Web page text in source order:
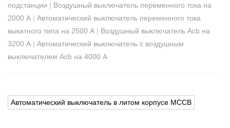
подстанции | Воздушный выключатель переменного тока на
2000 А | Автоматический выключатель переменного тока
выкатного типа на 2500 А | Воздушный выключатель Acb на
3200 А | Автоматический выключатель с воздушным
выключателем Acb на 4000 А
Автоматический выключатель в литом корпусе MCCB